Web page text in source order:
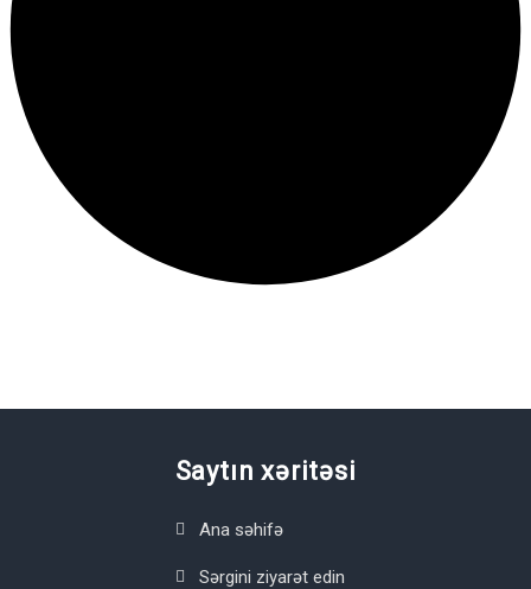
Saytın xəritəsi
Ana səhifə
Sərgini ziyarət edin